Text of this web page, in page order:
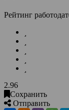
Рейтинг
2.96
Сохранить
Отправить